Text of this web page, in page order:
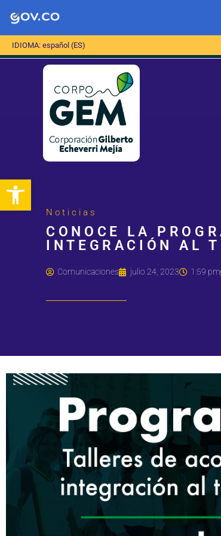
Abrir barra de herramientas
IDIOMA: español (ES)
Noticias
CONOCE LA
INTEGRACIÓN AL
Comunicaciones julio 24, 2023 1:59 pm